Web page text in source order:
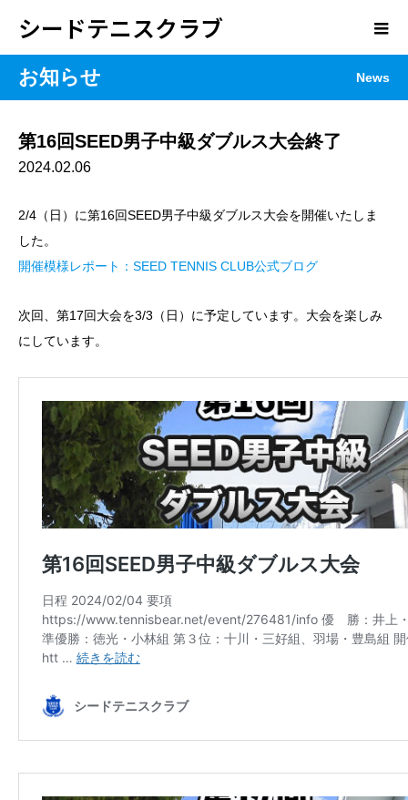
シードテニスクラブ
お知らせ News
第16回SEED男子中級ダブルス大会終了
2024.02.06
2/4（日）に第16回SEED男子中級ダブルス大会を開催いたしま
した。
開催模様レポート：SEED TENNIS CLUB公式ブログ
次回、第17回大会を3/3（日）に予定しています。大会を楽しみ
にしています。